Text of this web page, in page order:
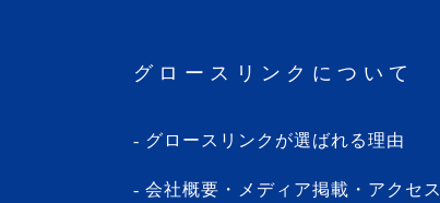
・2024年1月(5記事)
・2023年11月(3記事)
・2023年10月(1記事)
グロースリンクについて
グロースリンクが選ばれる理由
会社概要・メディア掲載・アクセス